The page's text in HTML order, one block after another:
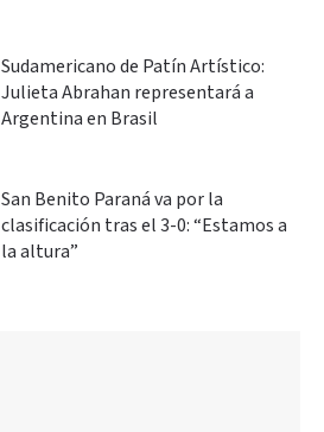
Sudamericano de Patín Artístico:
Julieta Abrahan representará a
Argentina en Brasil
San Benito Paraná va por la
clasificación tras el 3-0: “Estamos a
la altura”